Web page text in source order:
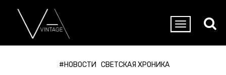
#НОВОСТИ СВЕТСКАЯ ХРОНИКА